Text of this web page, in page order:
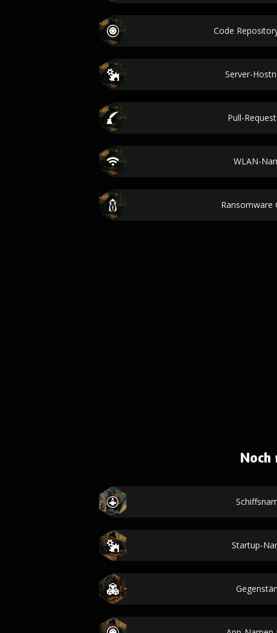
Code
Server-
Pull-
WLAN-
Ransomware
Startup-